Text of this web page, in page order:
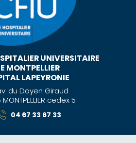
UNIVERSITAIRE
MONTPELLIER
LAPEYRONIE
du Doyen Giraud
cedex 5
04 67 33 67 33